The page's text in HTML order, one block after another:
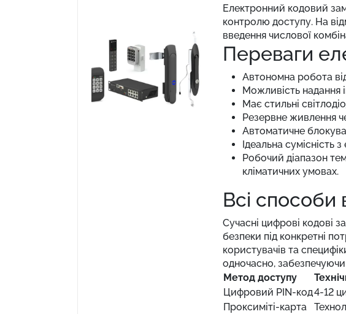
Електронний кодовий
контролю доступу. На
введення числової
Переваги
Автономна робота
Можливість надання
Має стильні
Резервне живлення
Автоматичне
Ідеальна
Робочий діапазон
кліматичних умовах.
Всі способи
Сучасні цифрові кодові
безпеки під конкретні
користувачів та
одночасно, забезпечуючи
Метод доступу
Цифровий PIN-код4-12
Проксиміті-карта